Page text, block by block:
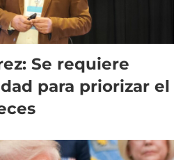
Se requiere
para priorizar el